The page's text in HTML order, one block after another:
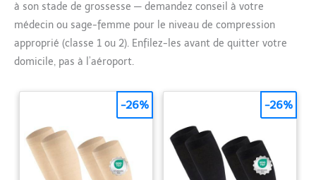
à son stade de grossesse — demandez conseil à votre
médecin ou sage-femme pour le niveau de compression
approprié (classe 1 ou 2). Enfilez-les avant de quitter votre
domicile, pas à l’aéroport.
-26% -26%